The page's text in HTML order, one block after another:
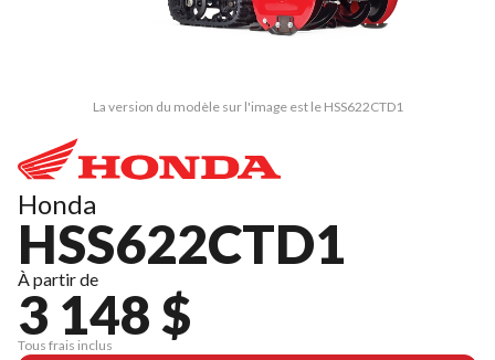
La version du modèle sur l'image est le HSS622CTD1
Honda
HSS622CTD1
À partir de
3 148 $
Tous frais inclus